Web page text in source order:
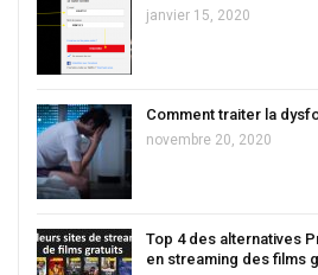
janvier 15, 2020
Comment traiter la
novembre 20, 2020
Top 4 des alternatives
en streaming des films